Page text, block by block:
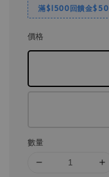
滿$1500回饋金$50
價格
數量